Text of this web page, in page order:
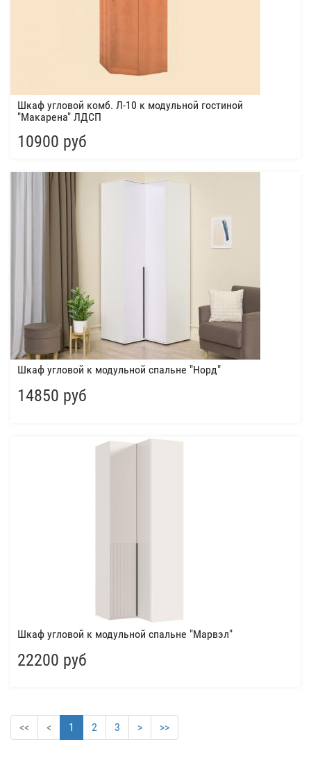
Шкаф угловой комб. Л-10 к модульной гостиной
"Макарена" ЛДСП
10900 руб
Шкаф угловой к модульной спальне "Норд"
14850 руб
Шкаф угловой к модульной спальне "Марвэл"
22200 руб
<< < 1 2 3 > >>